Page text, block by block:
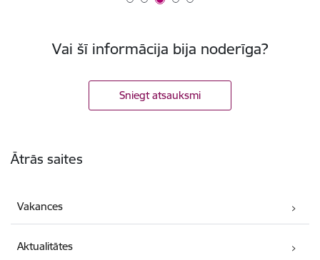
Vai šī informācija bija noderīga?
Sniegt atsauksmi
Ātrās saites
Vakances
Aktualitātes